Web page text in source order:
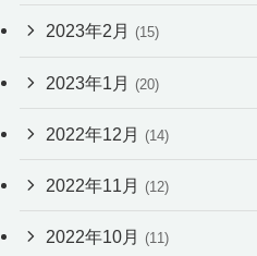
2023年2月 (15)
2023年1月 (20)
2022年12月 (14)
2022年11月 (12)
2022年10月 (11)